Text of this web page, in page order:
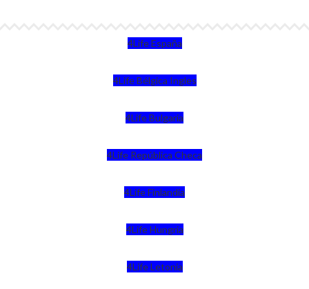
4Life España
4Life Bélgica Ingles
4Life Bulgaria
4Life República Checa
4Life Finlandia
4Life Hungria
4Life Letonia